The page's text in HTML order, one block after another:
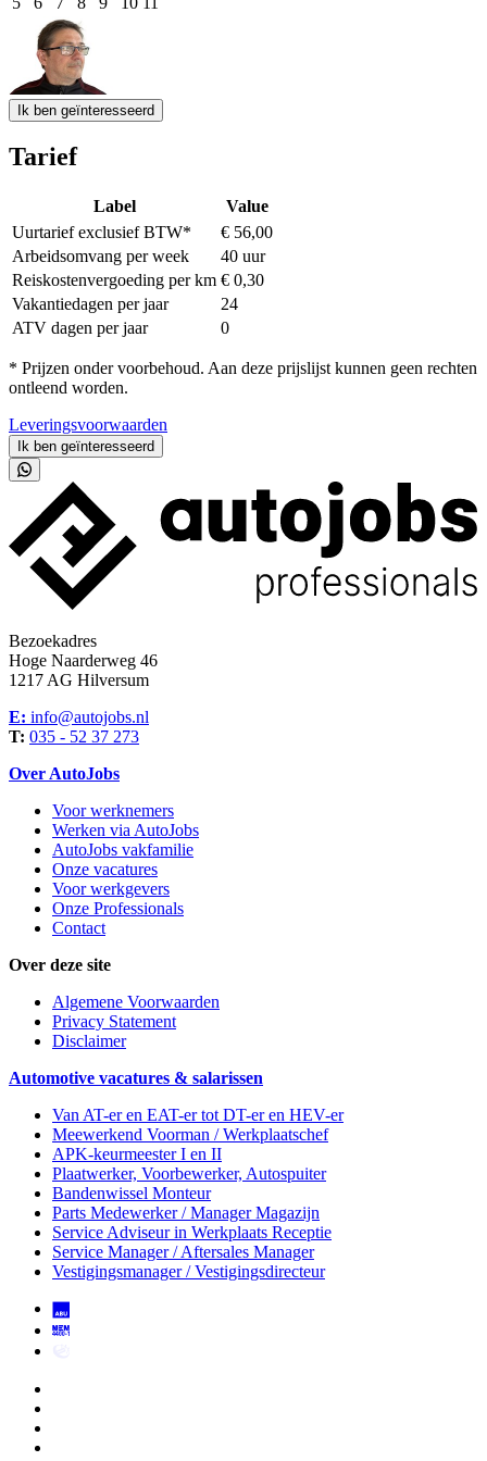
Event Date, augustus - september 2026
Ik ben geïnteresseerd
Tarief
Label
Value
Uurtarief exclusief BTW*
€ 56,00
Arbeidsomvang per week
40 uur
Reiskostenvergoeding per km € 0,30
Vakantiedagen per jaar
24
ATV dagen per jaar
0
* Prijzen onder voorbehoud. Aan deze prijslijst kunnen geen rechten
ontleend worden.
Leveringsvoorwaarden
Ik ben geïnteresseerd
Bezoekadres
Hoge Naarderweg 46
1217 AG Hilversum
E: info@autojobs.nl
T: 035 - 52 37 273
Over AutoJobs
Voor werknemers
Werken via AutoJobs
AutoJobs vakfamilie
Onze vacatures
Voor werkgevers
Onze Professionals
Contact
Over deze site
Algemene Voorwaarden
Privacy Statement
Disclaimer
Automotive vacatures & salarissen
Van AT-er en EAT-er tot DT-er en HEV-er
Meewerkend Voorman / Werkplaatschef
APK-keurmeester I en II
Plaatwerker, Voorbewerker, Autospuiter
Bandenwissel Monteur
Parts Medewerker / Manager Magazijn
Service Adviseurin Werkplaats Receptie
Service Manager / Aftersales Manager
Vestigingsmanager / Vestigingsdirecteur